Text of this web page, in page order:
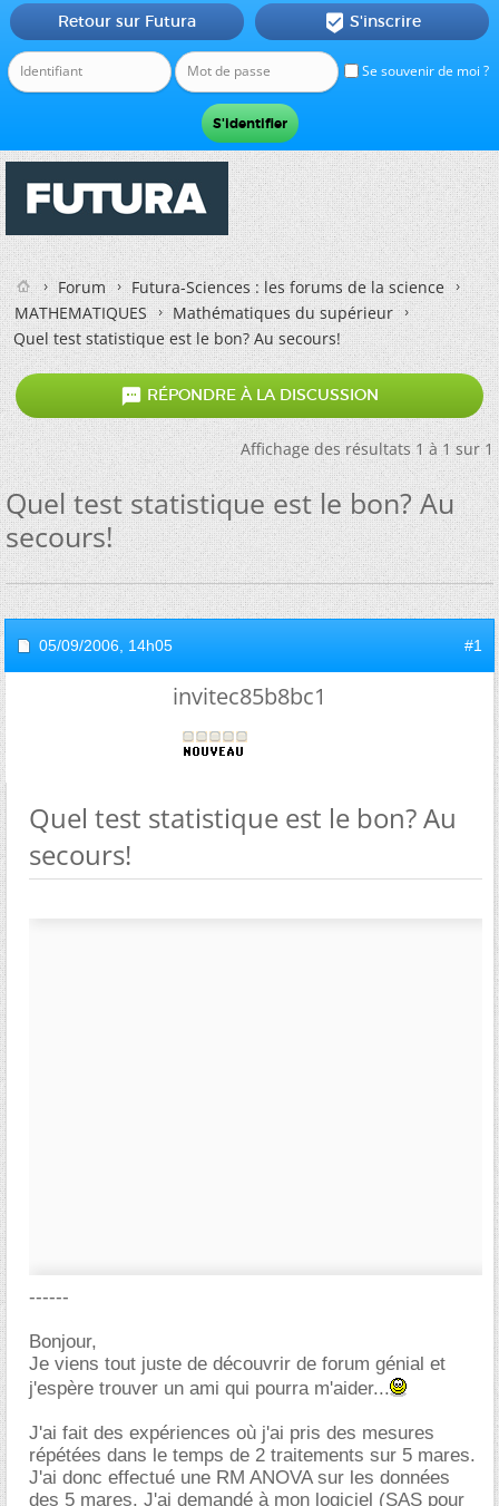
Se souvenir de moi ?
Retour sur Futura  S'inscrire
Forum
Futura-Sciences : les forums de la science
MATHEMATIQUES
Mathématiques du supérieur
Quel test statistique est le bon? Au secours!
 RÉPONDRE À LA DISCUSSION
Affichage des résultats 1 à 1 sur 1
Quel test statistique est le bon? Au
secours!
05/09/2006, 14h05 #1
invitec85b8bc1
Quel test statistique est le bon? Au
secours!
------
Bonjour,
Je viens tout juste de découvrir de forum génial et
j'espère trouver un ami qui pourra m'aider...
J'ai fait des expériences où j'ai pris des mesures
répétées dans le temps de 2 traitements sur 5 mares.
J'ai donc effectué une RM ANOVA sur les données
des 5 mares. J'ai demandé à mon logiciel (SAS pour